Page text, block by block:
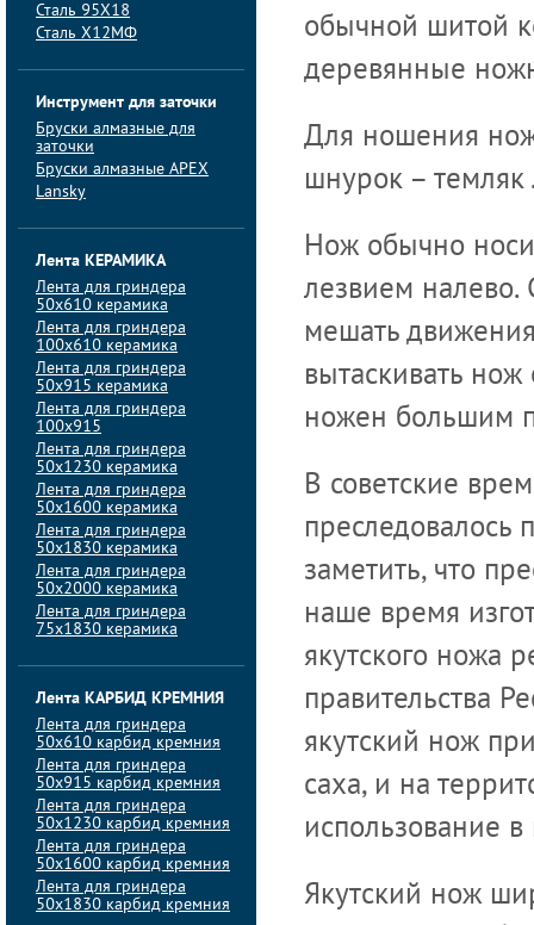
Сталь 95Х18
Сталь Х12МФ
Инструмент для заточки
Бруски алмазные для
заточки
Бруски алмазные APEX
Lansky
Лента КЕРАМИКА
Лента для гриндера
50х610 керамика
Лента для гриндера
100х610 керамика
Лента для гриндера
50х915 керамика
Лента для гриндера
100х915
Лента для гриндера
50х1230 керамика
Лента для гриндера
50х1600 керамика
Лента для гриндера
50х1830 керамика
Лента для гриндера
50х2000 керамика
Лента для гриндера
75х1830 керамика
Лента КАРБИД КРЕМНИЯ
Лента для гриндера
50х610 карбид кремния
Лента для гриндера
50х915 карбид кремния
Лента для гриндера
50х1230 карбид кремния
Лента для гриндера
50х1600 карбид кремния
Лента для гриндера
50х1830 карбид кремния
обычной шитой
деревянные
Для ношения
шнурок – темляк
Нож обычно
лезвием налево.
мешать
вытаскивать
ножен большим
В советские
преследовалось
заметить, что
наше время
якутского ножа
правительства
якутский нож
саха, и на
использование
Якутский нож